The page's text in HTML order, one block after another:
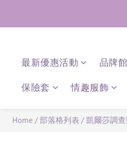
最新優惠活動 品牌館
保險套 情趣服飾
Home /部落格列表 /凱爾莎調